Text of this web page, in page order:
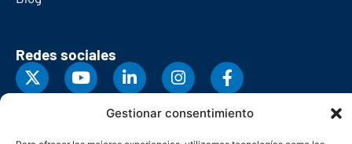
Gestionar consentimiento
Redes sociales